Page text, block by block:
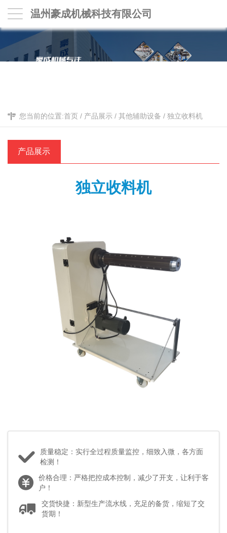
温州豪成机械科技有限公司
您当前的位置:首页 / 产品展示 / 其他辅助设备 / 独立收料机
产品展示
独立收料机
质量稳定：实行全过程质量监控，细致入微，各方面
检测！
价格合理：严格把控成本控制，减少了开支，让利于客
户！
交货快捷：新型生产流水线，充足的备货，缩短了交
货期！